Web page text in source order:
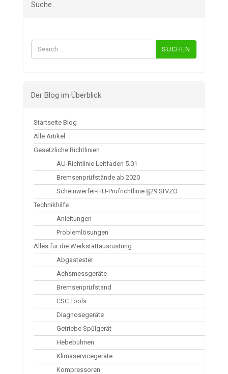
Suche
Suchen
nach:
Der Blog im Überblick
Startseite Blog
Alle Artikel
Gesetzliche Richtlinien
AU-Richtlinie Leitfaden 5.01
Bremsenprüfstände ab 2020
Scheinwerfer-HU-Prüfrichtlinie §29 StVZO
Technikhilfe
Anleitungen
Problemlösungen
Alles für die Werkstattausrüstung
Abgastester
Achsmessgeräte
Bremsenprüfstand
CSC Tools
Diagnosegeräte
Getriebe Spülgerät
Hebebühnen
Klimaservicegeräte
Kompressoren